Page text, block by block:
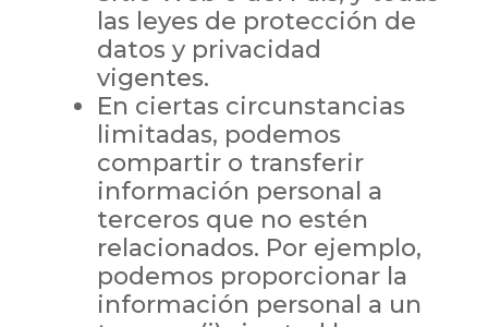
las leyes de protección de
datos y privacidad
vigentes.
En ciertas circunstancias
limitadas, podemos
compartir o transferir
información personal a
terceros que no estén
relacionados. Por ejemplo,
podemos proporcionar la
información personal a un